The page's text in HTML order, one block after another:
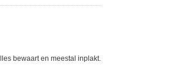
bewaart en meestal inplakt.